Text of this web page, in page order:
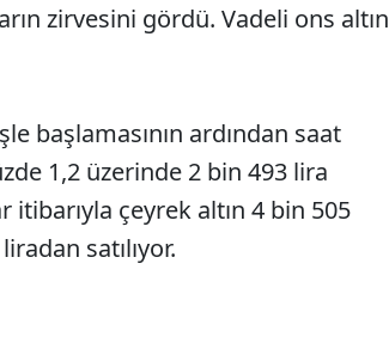
zirvesini gördü. Vadeli ons altın
başlamasının ardından saat
1,2 üzerinde 2 bin 493 lira
itibarıyla çeyrek altın 4 bin 505
satılıyor.